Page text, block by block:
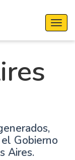
Gobierno
Aires.